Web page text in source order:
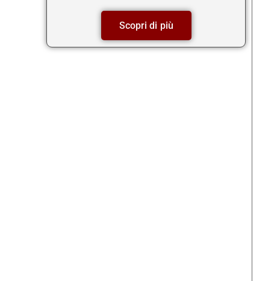
Scopri di più